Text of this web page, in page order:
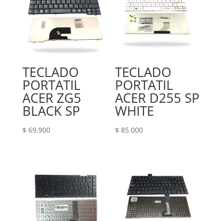
TECLADO
PORTATIL
ACER ZG5
BLACK SP
$ 69.900
TECLADO
PORTATIL
ACER D255 SP
WHITE
$ 85.000